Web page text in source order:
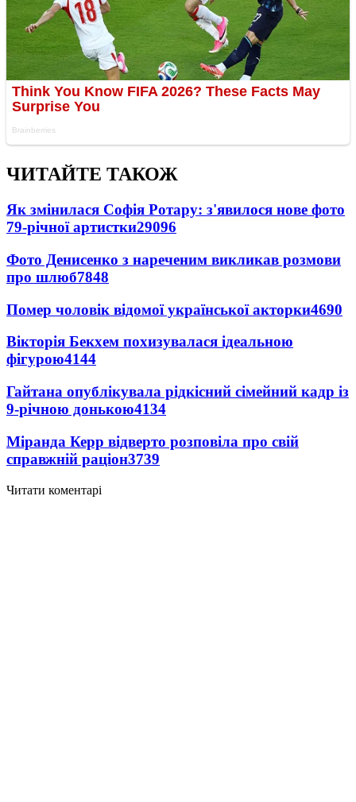
ЧИТАЙТЕ ТАКОЖ
Як змінилася Софія Ротару: з'явилося нове фото
79-річної артистки29096
Фото Денисенко з нареченим викликав розмови
про шлюб7848
Помер чоловік відомої української акторки4690
Вікторія Бекхем похизувалася ідеальною
фігурою4144
Гайтана опублікувала рідкісний сімейний кадр із
9-річною донькою4134
Міранда Керр відверто розповіла про свій
справжній раціон3739
Читати коментарі